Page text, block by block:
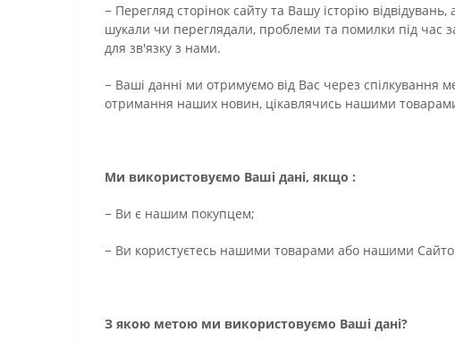
− Перегляд сторінок сайту та Вашу історію
шукали чи переглядали, проблеми та помилки під час
для зв'язку з нами.
− Ваші данні ми отримуємо від Вас через спілкування
отримання наших новин, цікавлячись нашими
Ми використовуємо Ваші дані, якщо :
− Ви є нашим покупцем;
− Ви користуєтесь нашими товарами або нашими
З якою метою ми використовуємо Ваші дані?